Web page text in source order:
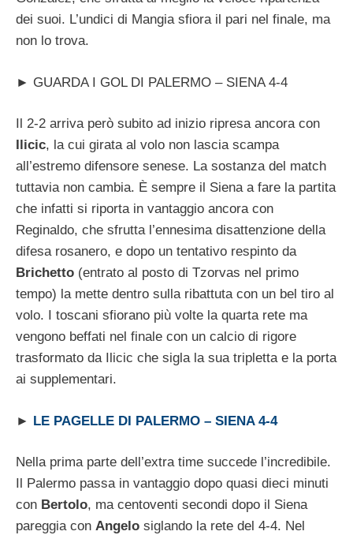
dei suoi. L’undici di Mangia sfiora il pari nel finale, ma
non lo trova.
► GUARDA I GOL DI PALERMO – SIENA 4-4
Il 2-2 arriva però subito ad inizio ripresa ancora con
Ilicic, la cui girata al volo non lascia scampa
all’estremo difensore senese. La sostanza del match
tuttavia non cambia. È sempre il Siena a fare la partita
che infatti si riporta in vantaggio ancora con
Reginaldo, che sfrutta l’ennesima disattenzione della
difesa rosanero, e dopo un tentativo respinto da
Brichetto (entrato al posto di Tzorvas nel primo
tempo) la mette dentro sulla ribattuta con un bel tiro al
volo. I toscani sfiorano più volte la quarta rete ma
vengono beffati nel finale con un calcio di rigore
trasformato da Ilicic che sigla la sua tripletta e la porta
ai supplementari.
► LE PAGELLE DI PALERMO – SIENA 4-4
Nella prima parte dell’extra time succede l’incredibile.
Il Palermo passa in vantaggio dopo quasi dieci minuti
con Bertolo, ma centoventi secondi dopo il Siena
pareggia con Angelo siglando la rete del 4-4. Nel